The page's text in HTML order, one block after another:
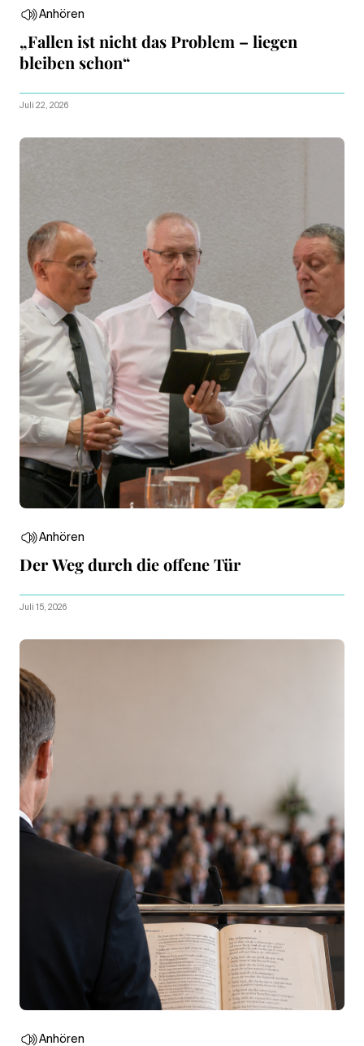
Anhören
„Fallen ist nicht das Problem – liegen
bleiben schon“
Juli 22, 2026
Anhören
Der Weg durch die offene Tür
Juli 15, 2026
Anhören